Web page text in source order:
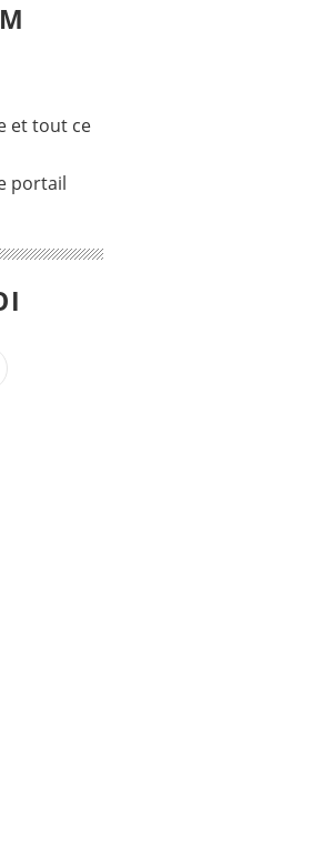
et tout ce
portail